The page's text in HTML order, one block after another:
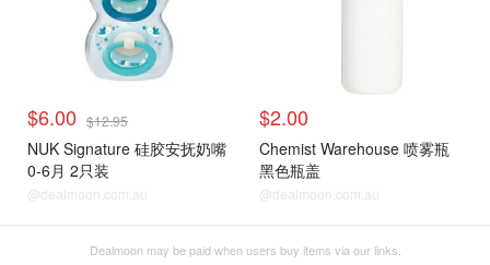
$6.00 $12.95
NUK Signature 硅胶安抚奶嘴
0-6月 2只装
@dealmoon.com.au
$2.00
Chemist Warehouse 喷雾瓶
黑色瓶盖
@dealmoon.com.au
Dealmoon may be paid when users buy items via our links.